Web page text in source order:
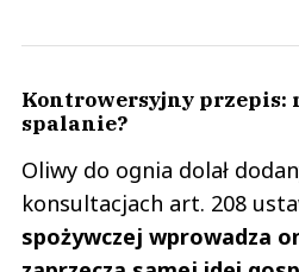
Kontrowersyjny przepis:
spalanie?
Oliwy do ognia dolał
konsultacjach art. 208
spożywczej wprowadza